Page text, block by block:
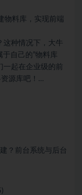
物料库，实现前端
这种情况下，大牛
自己的”物料库
起在企业级的前
源库吧！…
？前台系统与后台